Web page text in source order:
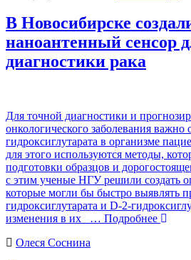
В Новосибирске
наноантенный сенсор
диагностики рака
Для точной диагностики и
онкологического заболевания важно
гидроксиглутарата в организме
для этого используются методы,
подготовки образцов и
с этим ученые НГУ решили создать
которые могли бы быстро выявлять
гидроксиглутарата и D-2-
изменения в их
… Подробнее
Олеся Соснина